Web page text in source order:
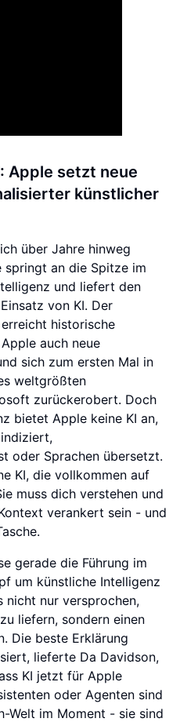
Apple setzt neue
künstlicher
über Jahre hinweg
an die Spitze im
und liefert den
von KI. Der
historische
auch neue
sich zum ersten Mal in
weltgrößten
zurückerobert. Doch
bietet Apple keine KI an,
oder Sprachen übersetzt.
KI, die vollkommen auf
muss dich verstehen und
verankert sein - und
gerade die Führung im
um künstliche Intelligenz
nicht nur versprochen,
liefern, sondern einen
Die beste Erklärung
lieferte Da Davidson,
KI jetzt für Apple
oder Agenten sind
Welt im Moment - sie sind